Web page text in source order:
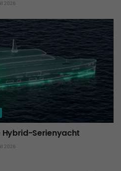
2026
Hybrid-Serienyacht
2026